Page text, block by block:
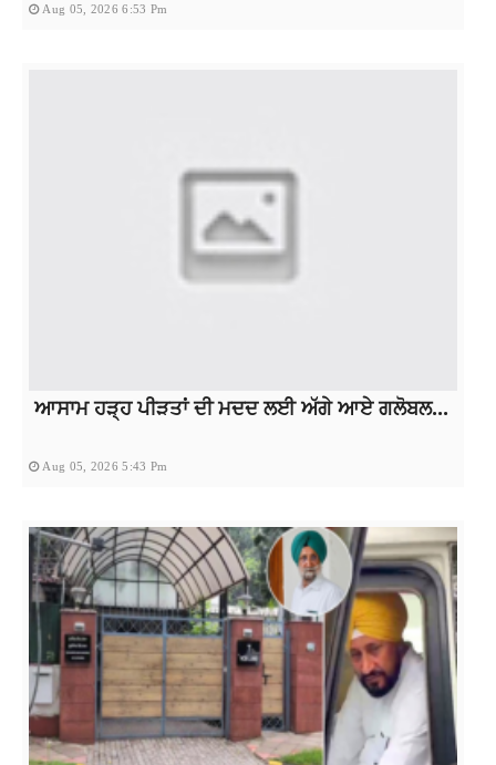
Aug 05, 2026 6:53 Pm
ਆਸਾਮ ਹੜ੍ਹ ਪੀੜਤਾਂ ਦੀ ਮਦਦ ਲਈ ਅੱਗੇ ਆਏ ਗਲੋਬਲ...
Aug 05, 2026 5:43 Pm